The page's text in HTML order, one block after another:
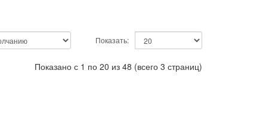
Показать:
Показано с 1 по 20 из 48 (всего 3 страниц)